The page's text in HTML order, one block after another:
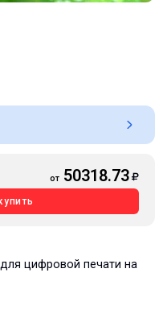
от 50318.73
цифровой печати на